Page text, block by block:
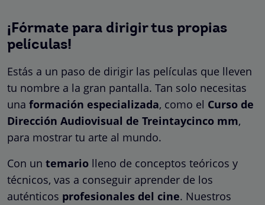
¡Fórmate para dirigir tus propias
películas!
Estás a un paso de dirigir las películas que lleven
tu nombre a la gran pantalla. Tan solo necesitas
una formación especializada, como el Curso de
Dirección Audiovisual de Treintaycinco mm,
para mostrar tu arte al mundo.
Con un temario lleno de conceptos teóricos y
técnicos, vas a conseguir aprender de los
auténticos profesionales del cine. Nuestros